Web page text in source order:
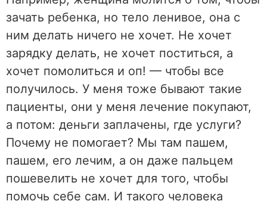
зачать ребенка, но тело ленивое, она с
ним делать ничего не хочет. Не хочет
зарядку делать, не хочет поститься, а
хочет помолиться и оп! — чтобы все
получилось. У меня тоже бывают такие
пациенты, они у меня лечение покупают,
а потом: деньги заплачены, где услуги?
Почему не помогает? Мы там пашем,
пашем, его лечим, а он даже пальцем
пошевелить не хочет для того, чтобы
помочь себе сам. И такого человека